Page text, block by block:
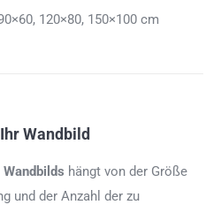
120×80, 150×100 cm
Wandbild
Wandbilds hängt von der Größe
und der Anzahl der zu